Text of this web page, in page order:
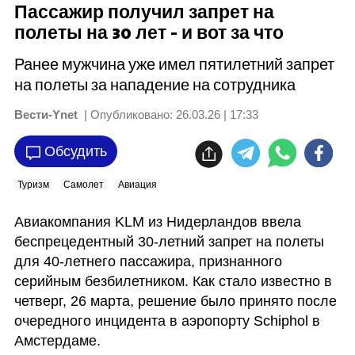
Пассажир получил запрет на
полеты на 30 лет - и вот за что
Ранее мужчина уже имел пятилетний запрет
на полеты за нападение на сотрудника
Вести-Ynet | Опубликовано: 26.03.26 | 17:33
Обсудить
Туризм Самолет Авиация
Авиакомпания KLM из Нидерландов ввела
беспрецедентный 30-летний запрет на полеты
для 40-летнего пассажира, признанного
серийным безбилетником. Как стало известно в
четверг, 26 марта, решение было принято после
очередного инцидента в аэропорту Schiphol в
Амстердаме.